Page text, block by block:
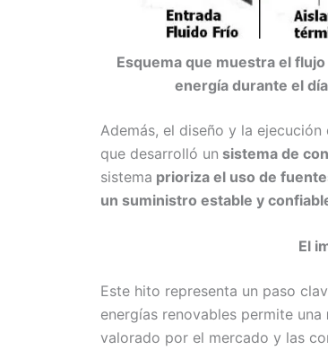
Esquema que muestra el
energía durante el
Además, el diseño y la
que desarrolló un sistema de
sistema prioriza el uso de
un suministro estable y
El
Este hito representa un paso
energías renovables permite una
valorado por el mercado y las